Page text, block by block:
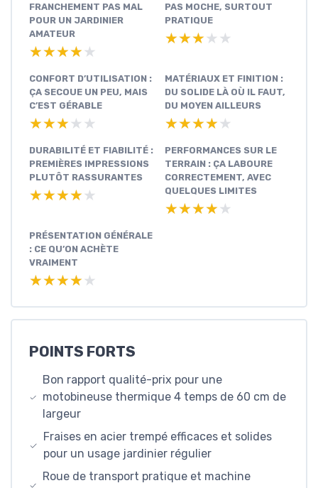
FRANCHEMENT PAS MAL
POUR UN JARDINIER
AMATEUR
★★★★★
★★★★★
PAS MOCHE, SURTOUT
PRATIQUE
★★★★★
★★★★★
CONFORT D’UTILISATION :
ÇA SECOUE UN PEU, MAIS
C’EST GÉRABLE
★★★★★
★★★★★
MATÉRIAUX ET FINITION :
DU SOLIDE LÀ OÙ IL FAUT,
DU MOYEN AILLEURS
★★★★★
★★★★★
DURABILITÉ ET FIABILITÉ :
PREMIÈRES IMPRESSIONS
PLUTÔT RASSURANTES
★★★★★
★★★★★
PERFORMANCES SUR LE
TERRAIN : ÇA LABOURE
CORRECTEMENT, AVEC
QUELQUES LIMITES
★★★★★
★★★★★
PRÉSENTATION GÉNÉRALE
: CE QU’ON ACHÈTE
VRAIMENT
★★★★★
★★★★★
POINTS FORTS
Bon rapport qualité-prix pour une
motobineuse thermique 4 temps de 60 cm de
largeur
Fraises en acier trempé efficaces et solides
pour un usage jardinier régulier
Roue de transport pratique et machine